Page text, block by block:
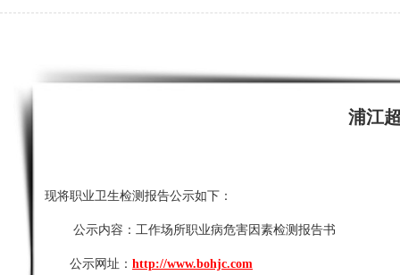
浦江
现将职业卫生检测报告公示如下：
公示内容： 工作场所职业病危害因素检测报告书
公示网址： http://www.bohjc.com